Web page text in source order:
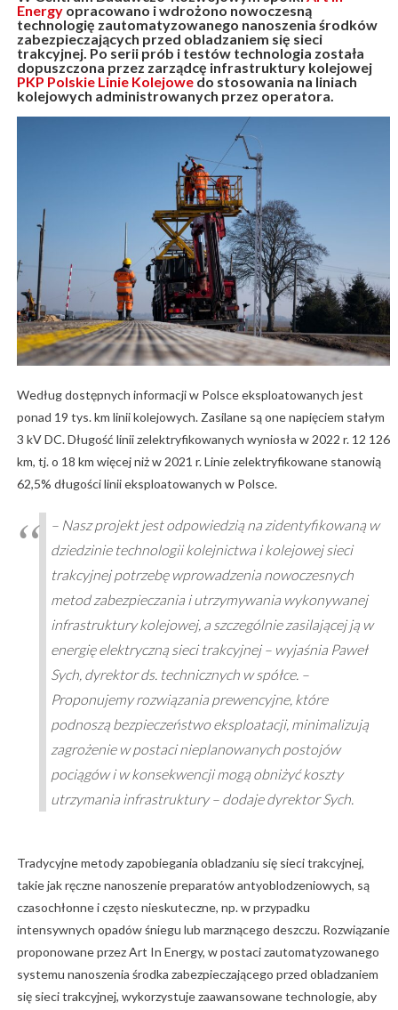
Energy opracowano i wdrożono nowoczesną
technologię zautomatyzowanego nanoszenia środków
zabezpieczających przed obladzaniem się sieci
trakcyjnej. Po serii prób i testów technologia została
dopuszczona przez zarządcę infrastruktury kolejowej
PKP Polskie Linie Kolejowedo stosowania na liniach
kolejowych administrowanych przez operatora.
Według dostępnych informacji w Polsce eksploatowanych jest
ponad 19 tys. km linii kolejowych. Zasilane są one napięciem stałym
3 kV DC. Długość linii zelektryfikowanych wyniosła w 2022 r. 12 126
km, tj. o 18 km więcej niż w 2021 r. Linie zelektryfikowane stanowią
62,5% długości linii eksploatowanych w Polsce.
– Nasz projekt jest odpowiedzią na zidentyfikowaną w
dziedzinie technologii kolejnictwa i kolejowej sieci
trakcyjnej potrzebę wprowadzenia nowoczesnych
metod zabezpieczania i utrzymywania wykonywanej
infrastruktury kolejowej, a szczególnie zasilającej ją w
energię elektryczną sieci trakcyjnej – wyjaśnia Paweł
Sych, dyrektor ds. technicznych w spółce. –
Proponujemy rozwiązania prewencyjne, które
podnoszą bezpieczeństwo eksploatacji, minimalizują
zagrożenie w postaci nieplanowanych postojów
pociągów i w konsekwencji mogą obniżyć koszty
utrzymania infrastruktury – dodaje dyrektor Sych.
Tradycyjne metody zapobiegania obladzaniu się sieci trakcyjnej,
takie jak ręczne nanoszenie preparatów antyoblodzeniowych, są
czasochłonne i często nieskuteczne, np. w przypadku
intensywnych opadów śniegu lub marznącego deszczu. Rozwiązanie
proponowane przez Art In Energy, w postaci zautomatyzowanego
systemu nanoszenia środka zabezpieczającego przed obladzaniem
się sieci trakcyjnej, wykorzystuje zaawansowane technologie, aby